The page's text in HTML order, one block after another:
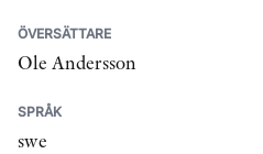
ÖVERSÄTTARE
Ole Andersson
SPRÅK
swe